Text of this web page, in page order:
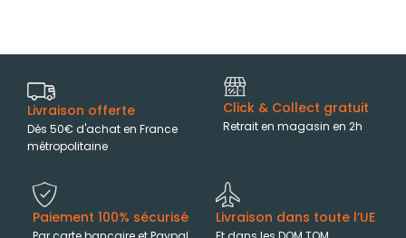
Livraison offerte
Dès 50€ d'achat en France
métropolitaine
Click & Collect gratuit
Retrait en magasin en 2h
Paiement 100% sécurisé Livraison dans toute l’UE